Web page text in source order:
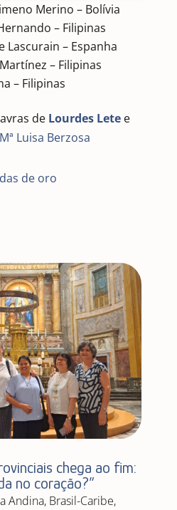
Merino – Bolívia
– Filipinas
Lascurain – Espanha
– Filipinas
– Filipinas
de Lourdes Lete e
Mª Luisa Berzosa
de oro
chega ao fim:
no coração?”
Andina, Brasil-Caribe,